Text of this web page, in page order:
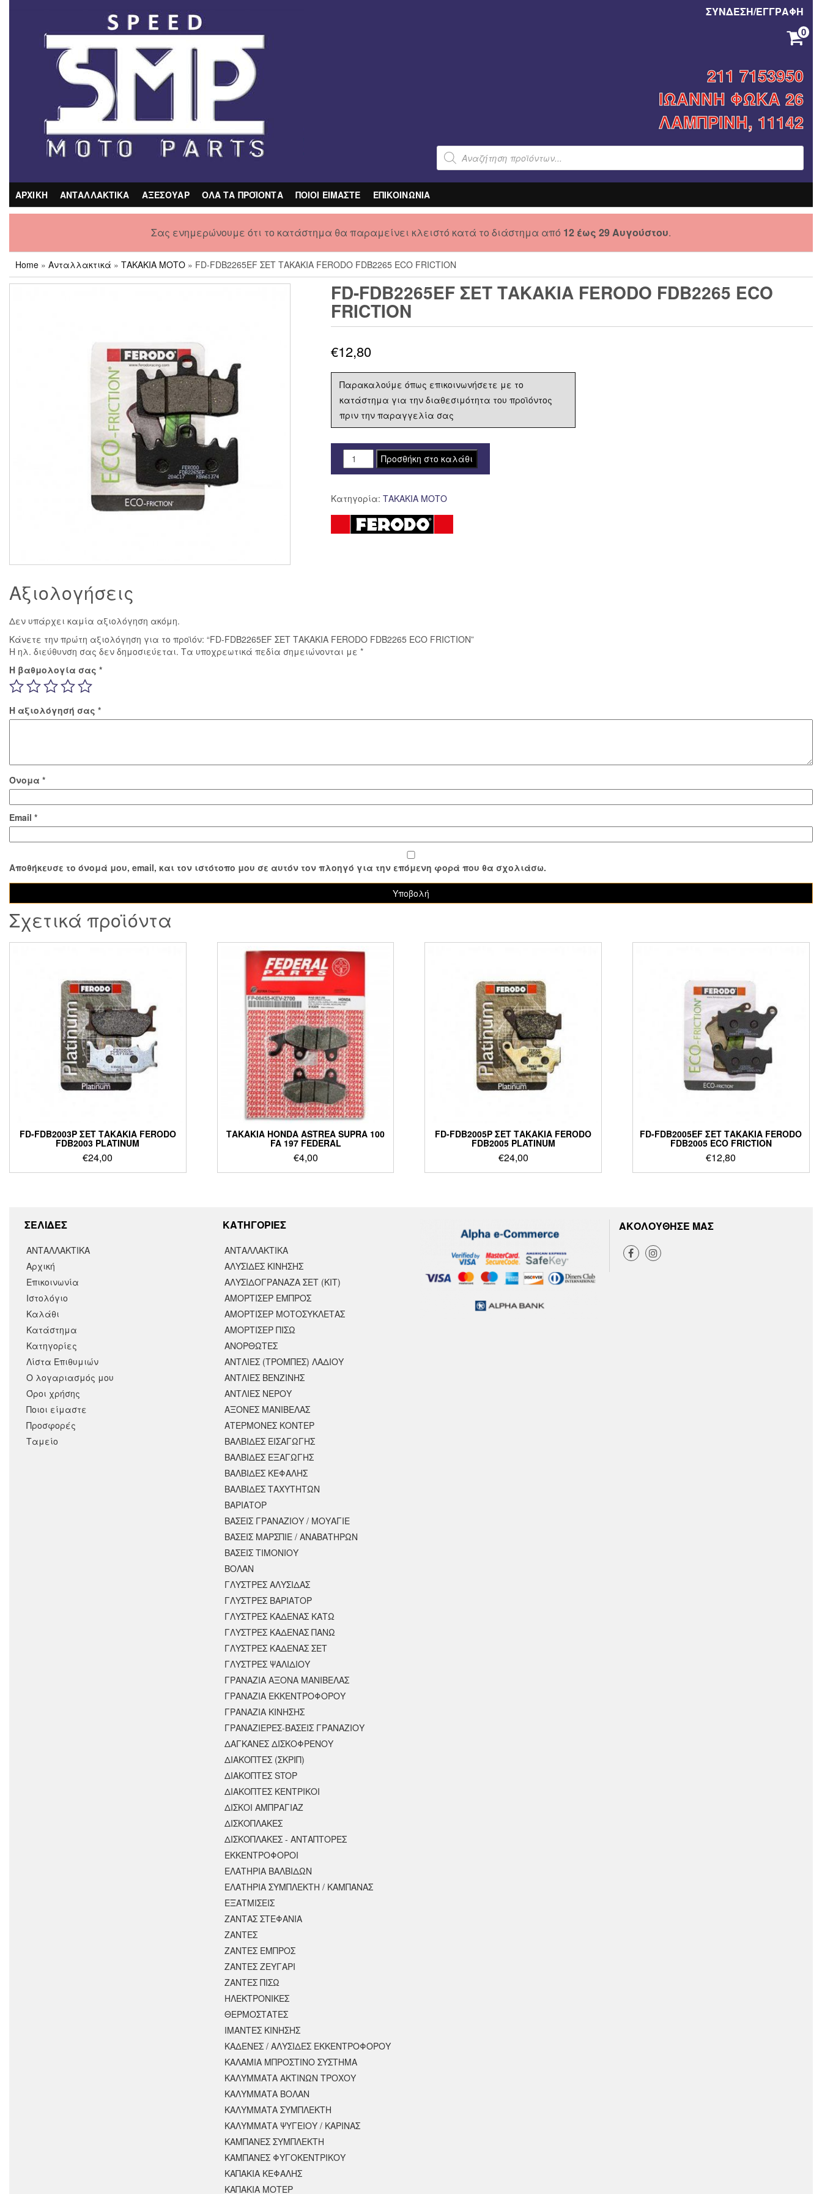
ΣΥΝΔΕΣΗ/ΕΓΓΡΑΦΗ
0
211 7153950
ΙΩΑΝΝΗ ΦΩΚΑ 26
ΛΑΜΠΡΙΝΗ, 11142
Products
search
ΑΡΧΙΚΗ ΑΝΤΑΛΛΑΚΤΙΚΑ ΑΞΕΣΟΥΑΡ ΟΛΑ ΤΑ ΠΡΟΪΟΝΤΑ ΠΟΙΟΙ ΕΙΜΑΣΤΕ ΕΠΙΚΟΙΝΩΝΙΑ
Σας ενημερώνουμε ότι το κατάστημα θα παραμείνει κλειστό κατά το διάστημα από 12 έως 29 Αυγούστου.
Home » Ανταλλακτικά » ΤΑΚΑΚΙΑ ΜΟΤΟ » FD-FDB2265EF ΣΕΤ ΤΑΚΑΚΙΑ FERODO FDB2265 ECO FRICTION
FD-FDB2265EF ΣΕΤ ΤΑΚΑΚΙΑ FERODO FDB2265 ECO
FRICTION
€12,80
Παρακαλούμε όπως επικοινωνήσετε με το
κατάστημα για την διαθεσιμότητα του προϊόντος
πριν την παραγγελία σας
FD-
FDB2265EF
ΤΑΚΑΚΙΑ
FERODO
FDB2265
Προσθήκη στο καλάθι
Κατηγορία: ΤΑΚΑΚΙΑ ΜΟΤΟ
Αξιολογήσεις
Δεν υπάρχει καμία αξιολόγηση ακόμη.
Κάνετε την πρώτη αξιολόγηση για το προϊόν: “FD-FDB2265EF ΣΕΤ ΤΑΚΑΚΙΑ FERODO FDB2265 ECO FRICTION”
Η ηλ. διεύθυνση σας δεν δημοσιεύεται. Τα υποχρεωτικά πεδία σημειώνονται με *
Η βαθμολογία σας *
Η αξιολόγησή σας *
Όνομα *
Email *
Αποθήκευσε το όνομά μου, email, και τον ιστότοπο μου σε αυτόν τον πλοηγό για την επόμενη φορά που θα σχολιάσω.
Σχετικά προϊόντα
FD-FDB2003P ΣΕΤ ΤΑΚΑΚΙΑ FERODO
FDB2003 PLATINUM
€24,00
ΤΑΚΑΚΙΑ HONDA ASTREA SUPRA 100
FA 197 FEDERAL
€4,00
FD-FDB2005P ΣΕΤ ΤΑΚΑΚΙΑ FERODO
FDB2005 PLATINUM
€24,00
FD-FDB2005EF ΣΕΤ ΤΑΚΑΚΙΑ FERODO
FDB2005 ECO FRICTION
€12,80
ΣΕΛΙΔΕΣ
ΑΝΤΑΛΛΑΚΤΙΚΑ
Αρχική
Επικοινωνία
Ιστολόγιο
Καλάθι
Κατάστημα
Κατηγορίες
Λίστα Επιθυμιών
Ο λογαριασμός μου
Όροι χρήσης
Ποιοι είμαστε
Προσφορές
Ταμείο
KΑΤΗΓΟΡΙΕΣ
ΑΝΤΑΛΛΑΚΤΙΚΆ
ΑΛΥΣΙΔΕΣ ΚΙΝΗΣΗΣ
ΑΛΥΣΙΔΟΓΡΑΝΑΖΑ ΣΕΤ (ΚΙΤ)
ΑΜΟΡΤΙΣΕΡ ΕΜΠΡΟΣ
ΑΜΟΡΤΙΣΈΡ ΜΟΤΟΣΥΚΛΈΤΑΣ
ΑΜΟΡΤΙΣΕΡ ΠΙΣΩ
ΑΝΟΡΘΩΤΕΣ
ΑΝΤΛΙΕΣ (ΤΡΟΜΠΕΣ) ΛΑΔΙΟΥ
ΑΝΤΛΙΕΣ ΒΕΝΖΙΝΗΣ
ΑΝΤΛΙΕΣ ΝΕΡΟΥ
ΑΞΟΝΕΣ ΜΑΝΙΒΕΛΑΣ
ΑΤΕΡΜΟΝΕΣ ΚΟΝΤΕΡ
ΒΑΛΒΙΔΕΣ ΕΙΣΑΓΩΓΗΣ
ΒΑΛΒΙΔΕΣ ΕΞΑΓΩΓΗΣ
ΒΑΛΒΙΔΕΣ ΚΕΦΑΛΗΣ
ΒΑΛΒΙΔΕΣ ΤΑΧΥΤΗΤΩΝ
ΒΑΡΙΑΤΟΡ
ΒΑΣΕΙΣ ΓΡΑΝΑΖΙΟΥ / ΜΟΥΑΓΙΕ
ΒΑΣΕΙΣ ΜΑΡΣΠΙΕ / ΑΝΑΒΑΤΗΡΩΝ
ΒΑΣΕΙΣ ΤΙΜΟΝΙΟΥ
ΒΟΛΑΝ
ΓΛΥΣΤΡΕΣ ΑΛΥΣΙΔΑΣ
ΓΛΥΣΤΡΕΣ ΒΑΡΙΑΤΟΡ
ΓΛΥΣΤΡΕΣ ΚΑΔΕΝΑΣ ΚΑΤΩ
ΓΛΥΣΤΡΕΣ ΚΑΔΕΝΑΣ ΠΑΝΩ
ΓΛΥΣΤΡΕΣ ΚΑΔΕΝΑΣ ΣΕΤ
ΓΛΥΣΤΡΕΣ ΨΑΛΙΔΙΟΥ
ΓΡΑΝΑΖΙΑ ΑΞΟΝΑ ΜΑΝΙΒΕΛΑΣ
ΓΡΑΝΑΖΙΑ ΕΚΚΕΝΤΡΟΦΟΡΟΥ
ΓΡΑΝΑΖΙΑ ΚΙΝΗΣΗΣ
ΓΡΑΝΑΖΙΕΡΕΣ-ΒΑΣΕΙΣ ΓΡΑΝΑΖΙΟΥ
ΔΑΓΚΑΝΕΣ ΔΙΣΚΟΦΡΕΝΟΥ
ΔΙΑΚΟΠΤΕΣ (ΣΚΡΙΠ)
ΔΙΑΚΟΠΤΕΣ STOP
ΔΙΑΚΟΠΤΕΣ ΚΕΝΤΡΙΚΟΙ
ΔΙΣΚΟΙ ΑΜΠΡΑΓΙΑΖ
ΔΙΣΚΟΠΛΑΚΕΣ
ΔΙΣΚΟΠΛΑΚΕΣ - ΑΝΤΑΠΤΟΡΕΣ
ΕΚΚΕΝΤΡΟΦΟΡΟΙ
ΕΛΑΤΗΡΙΑ ΒΑΛΒΙΔΩΝ
ΕΛΑΤΗΡΙΑ ΣΥΜΠΛΕΚΤΗ / ΚΑΜΠΑΝΑΣ
ΕΞΑΤΜΙΣΕΙΣ
ΖΑΝΤΑΣ ΣΤΕΦΑΝΙΑ
ΖΑΝΤΕΣ
ΖΑΝΤΕΣ ΕΜΠΡΟΣ
ΖΑΝΤΕΣ ΖΕΥΓΑΡΙ
ΖΑΝΤΕΣ ΠΙΣΩ
ΗΛΕΚΤΡΟΝΙΚΕΣ
ΘΕΡΜΟΣΤΑΤΕΣ
ΙΜΑΝΤΕΣ ΚΙΝΗΣΗΣ
ΚΑΔΕΝΕΣ / ΑΛΥΣΙΔΕΣ ΕΚΚΕΝΤΡΟΦΟΡΟΥ
ΚΑΛΑΜΙΑ ΜΠΡΟΣΤΙΝΟ ΣΥΣΤΗΜΑ
ΚΑΛΥΜΜΑΤΑ ΑΚΤΙΝΩΝ ΤΡΟΧΟΥ
ΚΑΛΥΜΜΑΤΑ ΒΟΛΑΝ
ΚΑΛΥΜΜΑΤΑ ΣΥΜΠΛΕΚΤΗ
ΚΑΛΥΜΜΑΤΑ ΨΥΓΕΙΟΥ / ΚΑΡΙΝΑΣ
ΚΑΜΠΑΝΕΣ ΣΥΜΠΛΕΚΤΗ
ΚΑΜΠΑΝΕΣ ΦΥΓΟΚΕΝΤΡΙΚΟΥ
ΚΑΠΑΚΙΑ ΚΕΦΑΛΗΣ
ΚΑΠΑΚΙΑ ΜΟΤΕΡ
ΑΚΟΛΟΥΘΗΣΕ ΜΑΣ